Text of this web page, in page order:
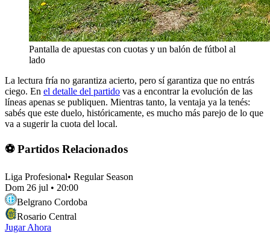
Pantalla de apuestas con cuotas y un balón de fútbol al
lado
La lectura fría no garantiza acierto, pero sí garantiza que no entrás
ciego. En el detalle del partido vas a encontrar la evolución de las
líneas apenas se publiquen. Mientras tanto, la ventaja ya la tenés:
sabés que este duelo, históricamente, es mucho más parejo de lo que
va a sugerir la cuota del local.
⚽ Partidos Relacionados
Liga Profesional• Regular Season
Dom 26 jul • 20:00
Belgrano Cordoba
Rosario Central
Jugar Ahora